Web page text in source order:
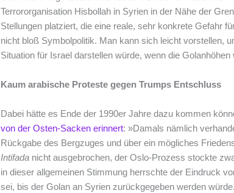
Terrororganisation Hisbollah in Syrien in der Nähe der
Stellungen platziert, die eine reale, sehr konkrete Gefahr
nicht bloß Symbolpolitik. Man kann sich leicht vorstellen,
Situation für Israel darstellen würde, wenn die
Kaum arabische Proteste gegen Trumps Entschluss
Dabei hätte es Ende der 1990er Jahre dazu kommen
von der Osten-Sacken erinnert: »Damals nämlich
Rückgabe des Bergzuges und über ein mögliches
Intifada nicht ausgebrochen, der Oslo-Prozess stockte
in dieser allgemeinen Stimmung herrschte der Eindruck
sei, bis der Golan an Syrien zurückgegeben werden